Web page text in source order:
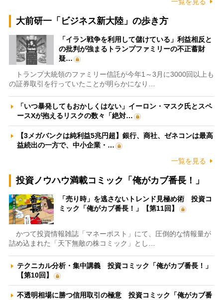
一覧を見る
大前研一「ビジネス新大陸」の歩き方
「イラン戦争を利用して儲けている」利益相反と
の批判が強まるトランプファミリーの不正蓄財
疑…
トランプ大統領のファミリー信託が今年1～3月に3000回以上も
の証券取引を行っていたことが明らかになり…
「いつ暴発してもおかしくはない」イーロン・マスク氏とスペ
ースXが抱えるリスクの数々「絶対…
【3メガバンクは純利益5兆円超】銀行、商社、ゼネコンは最高
益続出の一方で、中小企業・…
一覧を見る
投資ノウハウ満載コミック「俺がカブ番長！」
「売り時」を逃さないトレンド見極め術 投資コ
ミック「俺がカブ番長！」【第11回】
かつて投資情報雑誌「マネーポスト」にて、圧倒的な情報量が
詰め込まれた「天下無敵の株コミック」とし…
テクニカル分析・集中講義 投資コミック「俺がカブ番長！」
【第10回】
不透明相場に勝つ信用取引の極意 投資コミック「俺がカブ番